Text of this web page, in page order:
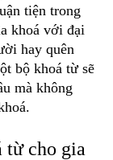
tiện trong
khoá với đại
hay quên
bộ khoá từ sẽ
mà không
từ cho gia